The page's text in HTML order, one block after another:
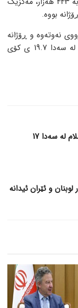
نەوتەوە و ڕۆژانە
19 ملیۆن و 400 هەزار بەرمیل نەوت، واتە لە سەدا 19.7 ی کۆی
هەناردەی ئێران بۆ وڵاتانی جیهانی ئیسلام لە سەدا 17
و ئێران ئیدانە